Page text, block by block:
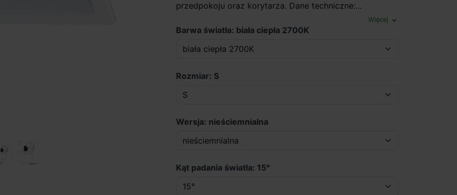
przedpokoju oraz korytarza. Dane techniczne:...
Więcej expand_more
Barwa światła: biała ciepła 2700K
Rozmiar: S
Wersja: nieściemnialna
Kąt padania światła: 15°